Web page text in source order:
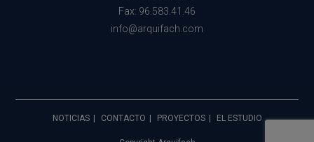
Fax: 96.583.41.46
info@arquifach.com
NOTICIAS CONTACTO PROYECTOS EL ESTUDIO